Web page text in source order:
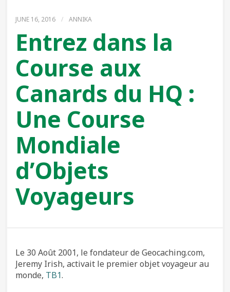
JUNE 16, 2016 / ANNIKA
Entrez dans la
Course aux
Canards du HQ :
Une Course
Mondiale
d’Objets
Voyageurs
Le 30 Août 2001, le fondateur de Geocaching.com,
Jeremy Irish, activait le premier objet voyageur au
monde, TB1.